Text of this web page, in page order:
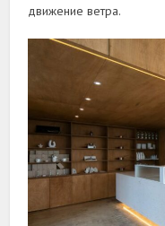
движение ветра.